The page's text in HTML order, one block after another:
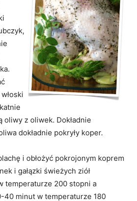
oliwy z oliwek. Dokładnie
dokładnie pokryły koper.
i obłożyć pokrojonym koprem
i gałązki świeżych ziół
temperaturze 200 stopni a
40 minut w temperaturze 180